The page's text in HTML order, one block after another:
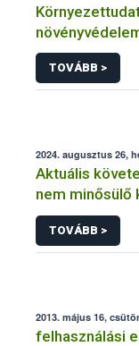
TOVÁBB >
2024. augusztus 26,
Aktuális
nem minősülő
TOVÁBB >
2013. május 16,
felhasználási